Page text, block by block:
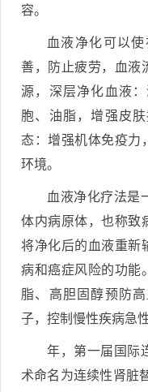
容。
血液净化可以
善，防止疲劳，血液
源，深层净化血液
胞、油脂，增强皮
态：增强机体免疫力
环境。
血液净化疗法是
体内病原体，也称致
将净化后的血液重新
病和癌症风险的功能
脂、高胆固醇预防
子，控制慢性疾病急
年，第一届国际
术命名为连续性肾脏